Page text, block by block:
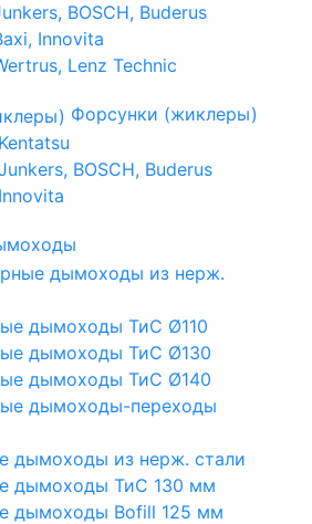
BOSCH, Buderus
Innovita
Lenz Technic
Форсунки (жиклеры)
BOSCH, Buderus
дымоходы из нерж.
дымоходы ТиС Ø110
дымоходы ТиС Ø130
дымоходы ТиС Ø140
дымоходы-переходы
дымоходы из нерж. стали
дымоходы ТиС 130 мм
дымоходы Bofill 125 мм